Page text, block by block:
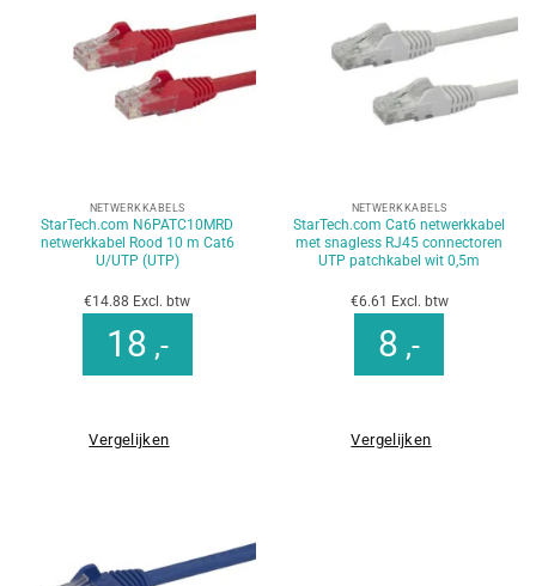
NETWERKKABELS
StarTech.com N6PATC10MRD
netwerkkabel Rood 10 m Cat6
U/UTP (UTP)
€14.88 Excl. btw
18 ,-
Vergelijken
NETWERKKABELS
StarTech.com Cat6 netwerkkabel
met snagless RJ45 connectoren
UTP patchkabel wit 0,5m
€6.61 Excl. btw
8 ,-
Vergelijken